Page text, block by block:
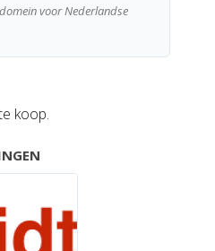
voor Nederlandse
koop.